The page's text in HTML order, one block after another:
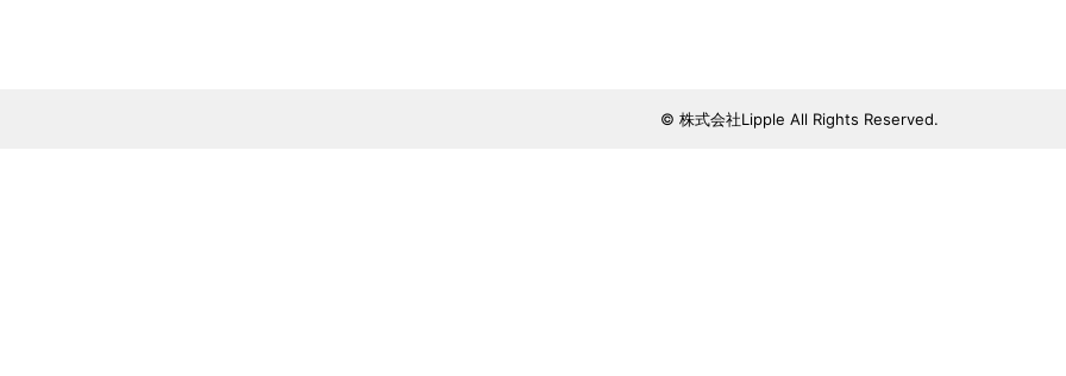
© 株式会社Lipple All Rights Reserved.